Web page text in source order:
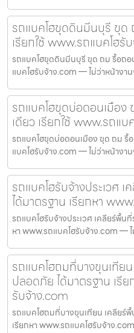
รถแบคโฮขุดดินมีนบุรี ขุด
เรียกใช้ www.รถแบคโฮรั
รถแบคโฮขุดดินมีนบุรี ขุด ถม รื้อถอ
แบคโฮรับจ้าง.com — ไม่ว่าหน้างา
รถแบคโฮขุดบ่อดอนเมือง
เดียว เรียกใช้ www.รถแ
รถแบคโฮขุดบ่อดอนเมือง ขุด ถม รื้
แบคโฮรับจ้าง.com — ไม่ว่าหน้างา
รถแบคโฮรับจ้างประเวศ
ได้มาตรฐาน เรียกหา
รถแบคโฮรับจ้างประเวศ เคลียร์พื้น
หา www.รถแบคโฮรับจ้าง.com —
รถแบคโฮถมที่บางขุนเทีย
ปลอดภัย ได้มาตรฐาน เรี
รับจ้าง.com
รถแบคโฮถมที่บางขุนเทียน เคลียร์
เรียกหา www.รถแบคโฮรับจ้าง